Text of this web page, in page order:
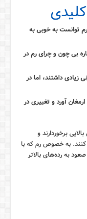
رم توانست به خوبی به
بی چون و چرای رم در
داشتند، اما در
آورد و تغییری در
برخوردارند و
کنند. به خصوص رم که با
به رده‌های بالاتر